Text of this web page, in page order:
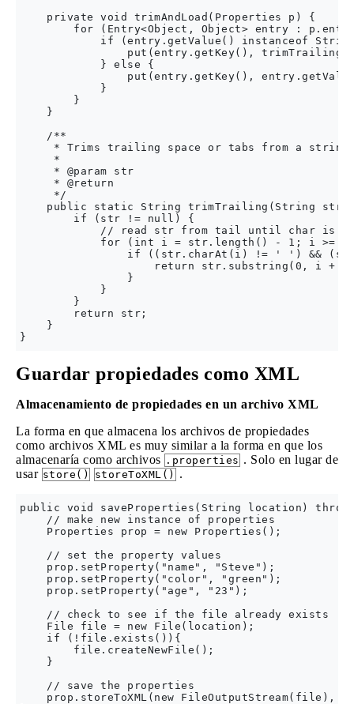
    private void trimAndLoad(Properties p) {
for (Entry<Object, Object> entry :
if (entry.getValue() instanceof
put(entry.getKey(),
            } else {
put(entry.getKey(),
            }
        }
    }
    /**
* Trims trailing space or tabs from a
     *
     * @param str
     * @return
     */
public static String trimTrailing(String str)
        if (str != null) {
// read str from tail until char is
for (int i = str.length() - 1; i >=
if ((str.charAt(i) != ' ') &&
return str.substring(0, i +
                }
            }
        }
        return str;
    }
Guardar propiedades como XML
Almacenamiento de propiedades en un archivo XML
La forma en que almacena los archivos de propiedades
como archivos XML es muy similar a la forma en que los
almacenaría como archivos .properties . Solo en lugar de
usar store() storeToXML() .
public void saveProperties(String location)
    // make new instance of properties
    Properties prop = new Properties();
    // set the property values
    prop.setProperty("name", "Steve");
    prop.setProperty("color", "green");
    prop.setProperty("age", "23");
    // check to see if the file already exists
    File file = new File(location);
    if (!file.exists()){
        file.createNewFile();
    }
    // save the properties
prop.storeToXML(new FileOutputStream(file),